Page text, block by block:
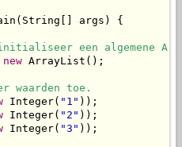
args) {
een algemene
new ArrayList();
waarden toe.
Integer( "1" ));
Integer( "2" ));
Integer( "3" ));